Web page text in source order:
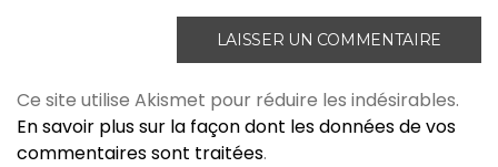
Ce site utilise Akismet pour réduire les indésirables.
En savoir plus sur la façon dont les données de vos
commentaires sont traitées.